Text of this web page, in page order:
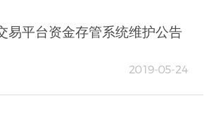
易平台资金存管系统维护公告
2019-05-24